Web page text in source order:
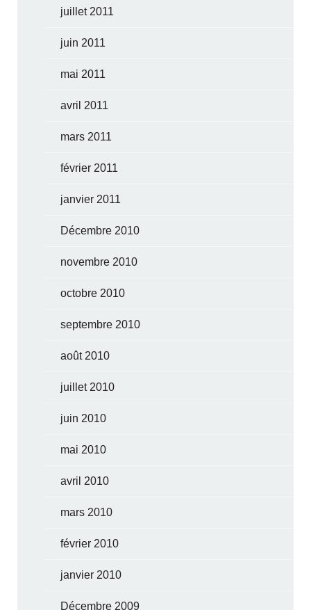
juillet 2011
juin 2011
mai 2011
avril 2011
mars 2011
février 2011
janvier 2011
Décembre 2010
novembre 2010
octobre 2010
septembre 2010
août 2010
juillet 2010
juin 2010
mai 2010
avril 2010
mars 2010
février 2010
janvier 2010
Décembre 2009